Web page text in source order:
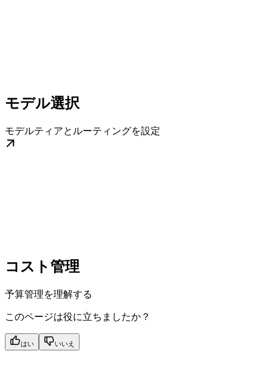
モデル選択
モデルティアとルーティングを設定
コスト管理
予算管理を理解する
このページは役に立ちましたか？
はい いいえ